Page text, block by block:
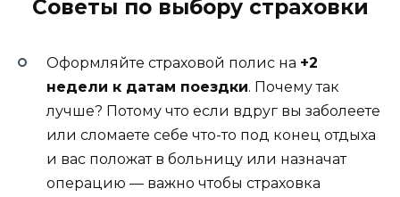
Советы по выбору страховки
Оформляйте страховой полис на +2
недели к датам поездки. Почему так
лучше? Потому что если вдруг вы заболеете
или сломаете себе что-то под конец отдыха
и вас положат в больницу или назначат
операцию — важно чтобы страховка